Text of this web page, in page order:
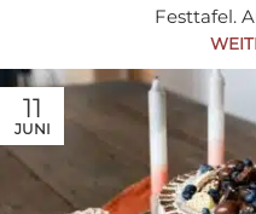
Festtafel.
11
JUNI